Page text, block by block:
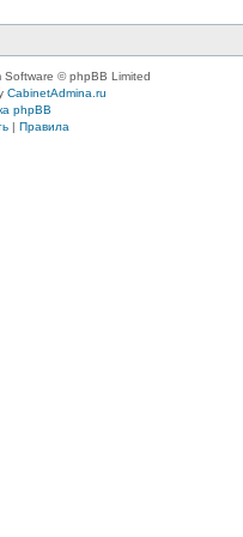
Software © phpBB Limited
CabinetAdmina.ru
phpBB
| Правила